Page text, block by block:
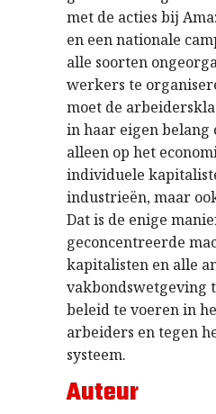
met de acties bij
en een nationale
alle soorten
werkers te
moet de
in haar eigen belang
alleen op het
individuele
industrieën, maar
Dat is de enige
geconcentreerde
kapitalisten en alle
vakbondswetgeving
beleid te voeren in
arbeiders en tegen
systeem.
Auteur